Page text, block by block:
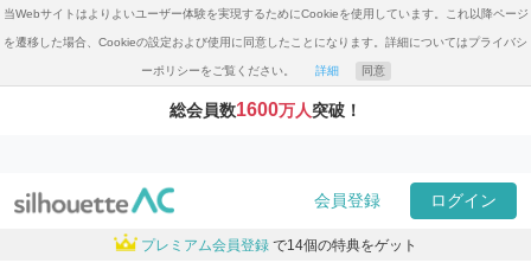
当Webサイトはよりよいユーザー体験を実現するためにCookieを使用しています。これ以降ページ
を遷移した場合、Cookieの設定および使用に同意したことになります。詳細についてはプライバシ
ーポリシーをご覧ください。 詳細 同意
総会員数1600万人突破！
会員登録 ログイン
プレミアム会員登録 で14個の特典をゲット